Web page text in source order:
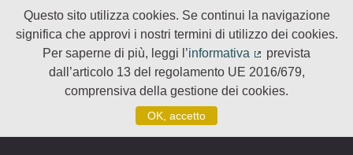
Questo sito utilizza cookies. Se continui la navigazione
significa che approvi i nostri termini di utilizzo dei cookies.
Per saperne di più, leggi l’informativa
(Collegamento
prevista
dall’articolo 13 del regolamento UE 2016/679,
comprensiva della gestione dei cookies.
OK, accetto